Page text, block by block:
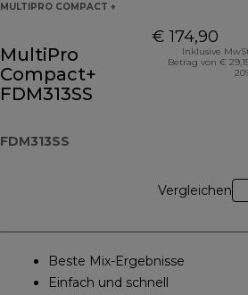
MULTIPRO COMPACT +
MultiPro
Compact+
FDM313SS
FDM313SS
€ 174,90
Inklusive
Betrag von €
Vergleichen
Beste Mix-Ergebnisse
Einfach und schnell